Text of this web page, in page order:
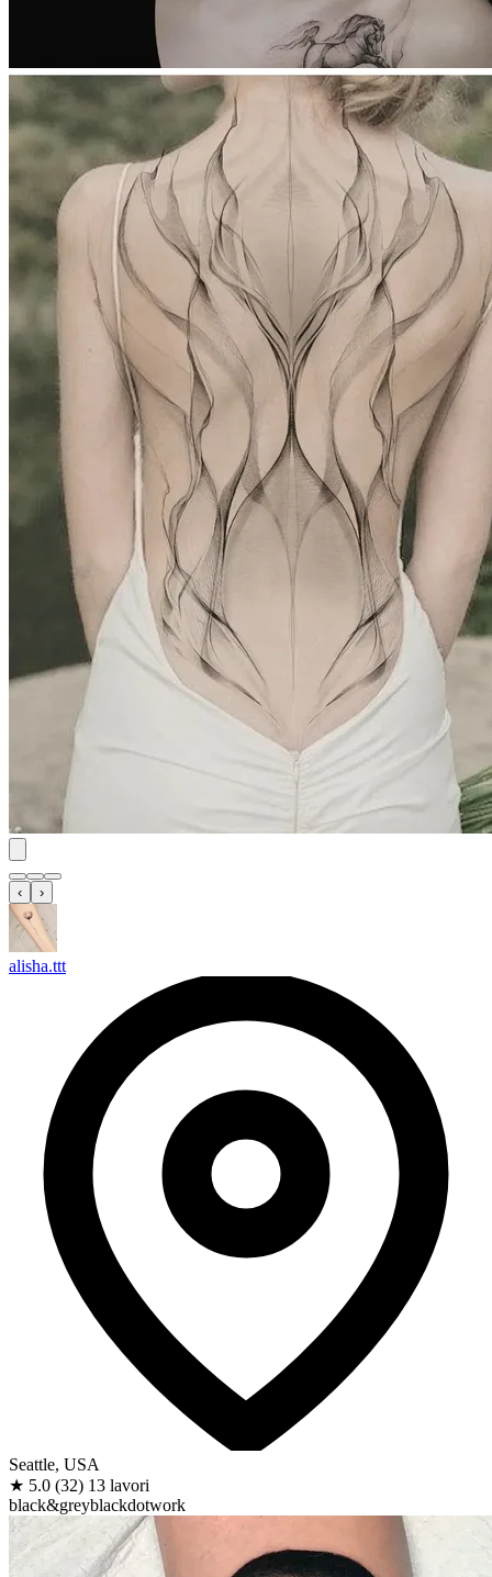
‹ ›
alisha.ttt
Seattle, USA
★ 5.0 (32) 13 lavori
black&greyblackdotwork